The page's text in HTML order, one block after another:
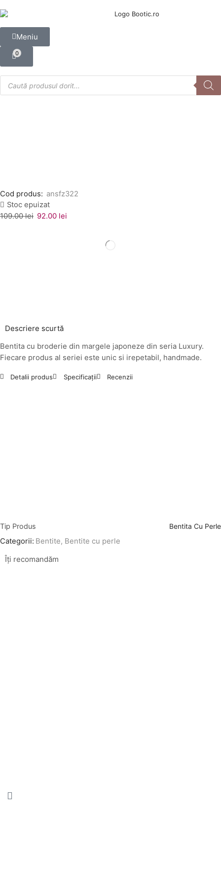
Meniu
0
Cod produs: ansfz322
Stoc epuizat
109.00lei 92.00 lei
Descriere scurtă
Bentita cu broderie din margele japoneze din seria Luxury.
Fiecare produs al seriei este unic si irepetabil, handmade.
Detalii produs Specificații Recenzii
Tip Produs Bentita Cu Perle
Categorii: Bentite, Bentite cu perle
Îți recomandăm